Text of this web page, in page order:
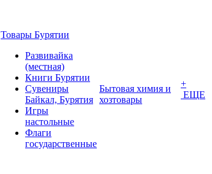
Товары Бурятии
Развивайка
(местная)
Книги Бурятии
Сувениры
Байкал, Бурятия
Игры
настольные
Флаги
государственные
Бытовая химия и
хозтовары
+
ЕЩЕ